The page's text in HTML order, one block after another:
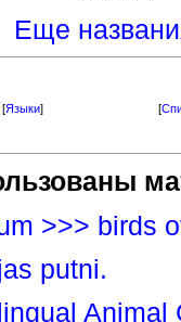
Еще
[Языки] [
>>> birds
putni.
Animal